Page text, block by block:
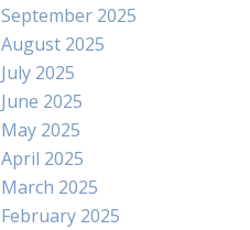
September 2025
August 2025
July 2025
June 2025
May 2025
April 2025
March 2025
February 2025